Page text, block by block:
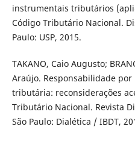
instrumentais tributários
Código Tributário Nacional.
Paulo: USP, 2015.
TAKANO, Caio Augusto;
Araújo. Responsabilidade
tributária: reconsiderações
Tributário Nacional. Revista
São Paulo: Dialética / IBDT,